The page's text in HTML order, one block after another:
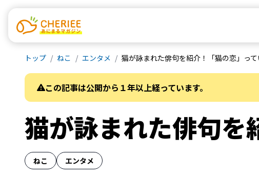
トップ ねこ エンタメ 猫が詠まれた俳句を紹介！「猫の恋」っ
この記事は公開から１年以上経っています。
猫が詠まれた俳句を
ねこ エンタメ